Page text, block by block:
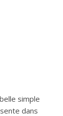
simple
dans